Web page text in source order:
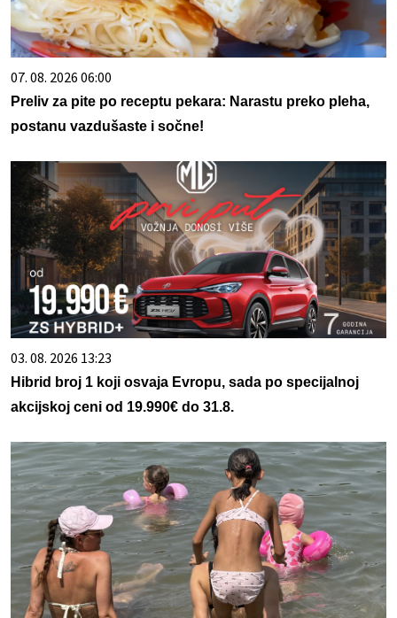
07. 08. 2026 06:00
Preliv za pite po receptu pekara: Narastu preko pleha,
postanu vazdušaste i sočne!
03. 08. 2026 13:23
Hibrid broj 1 koji osvaja Evropu, sada po specijalnoj
akcijskoj ceni od 19.990€ do 31.8.